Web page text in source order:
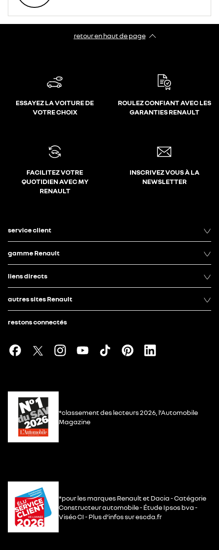
retour en haut de page​
ESSAYEZ LA VOITURE DE
VOTRE CHOIX
ROULEZ CONFIANT AVEC LES
GARANTIES RENAULT
FACILITEZ VOTRE
QUOTIDIEN AVEC MY
RENAULT
INSCRIVEZ VOUS À LA
NEWSLETTER
service client
gamme Renault
liens directs
autres sites Renault
restons connectés
*classement des lecteurs 2026, l’Automobile
Magazine
*pour les marques Renault et Dacia - Catégorie
Constructeur automobile - Étude Ipsos bva -
Viséo CI - Plus d’infos sur escda.fr